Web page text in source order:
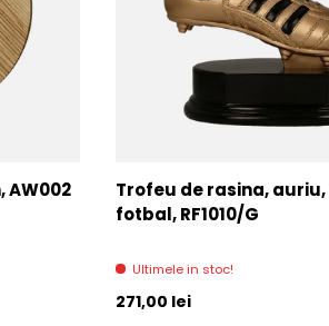
AW002
Trofeu de rasina, auriu,
fotbal, RF1010/G
Ultimele in stoc!
Pret initial
271,00 lei